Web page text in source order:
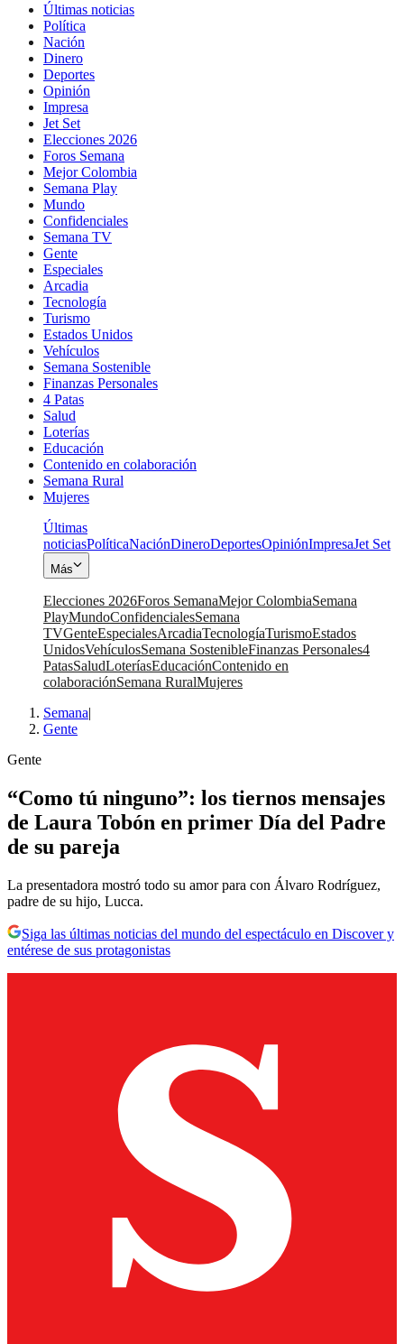
Últimas noticias
Política
Nación
Dinero
Deportes
Opinión
Impresa
Jet Set
Elecciones 2026
Foros Semana
Mejor Colombia
Semana Play
Mundo
Confidenciales
Semana TV
Gente
Especiales
Arcadia
Tecnología
Turismo
Estados Unidos
Vehículos
Semana Sostenible
Finanzas Personales
4 Patas
Salud
Loterías
Educación
Contenido en colaboración
Semana Rural
Mujeres
Últimas
noticiasPolíticaNaciónDineroDeportesOpiniónImpresaJet Set
Más
Elecciones 2026Foros SemanaMejor ColombiaSemana
PlayMundoConfidencialesSemana
TVGenteEspecialesArcadiaTecnologíaTurismoEstados
UnidosVehículosSemana SostenibleFinanzas Personales4
PatasSaludLoteríasEducaciónContenido en
colaboraciónSemana RuralMujeres
Semana|
Gente
Gente
“Como tú ninguno”: los tiernos mensajes
de Laura Tobón en primer Día del Padre
de su pareja
La presentadora mostró todo su amor para con Álvaro Rodríguez,
padre de su hijo, Lucca.
Siga las últimas noticias del mundo del espectáculo en Discover y
entérese de sus protagonistas